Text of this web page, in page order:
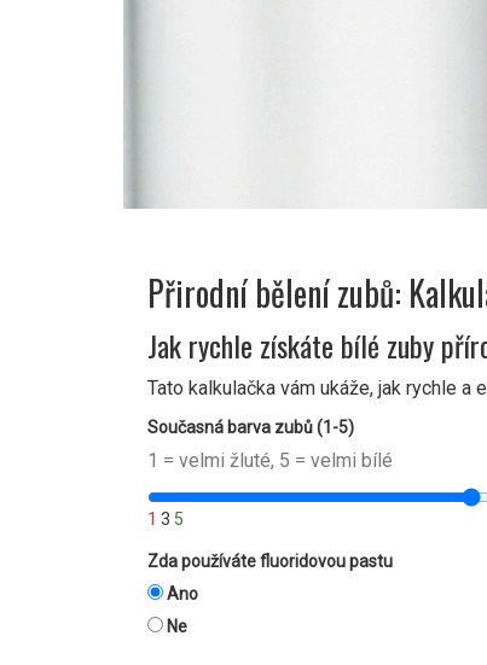
Přirodní bělení zubů:
Jak rychle získáte bílé zuby
Tato kalkulačka vám ukáže, jak rychle
Současná barva zubů (1-5)
1 = velmi žluté, 5 = velmi bílé
1 3 5
Zda používáte fluoridovou pastu
Ano
Ne